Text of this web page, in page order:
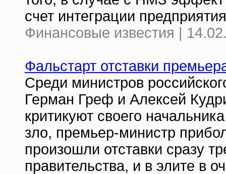
счет интеграции
Финансовые известия |
Фальстарт отставки
Среди министров
Герман Греф и Алексей
критикуют своего
зло, премьер-министр
произошли отставки сразу
правительства, и в элите в